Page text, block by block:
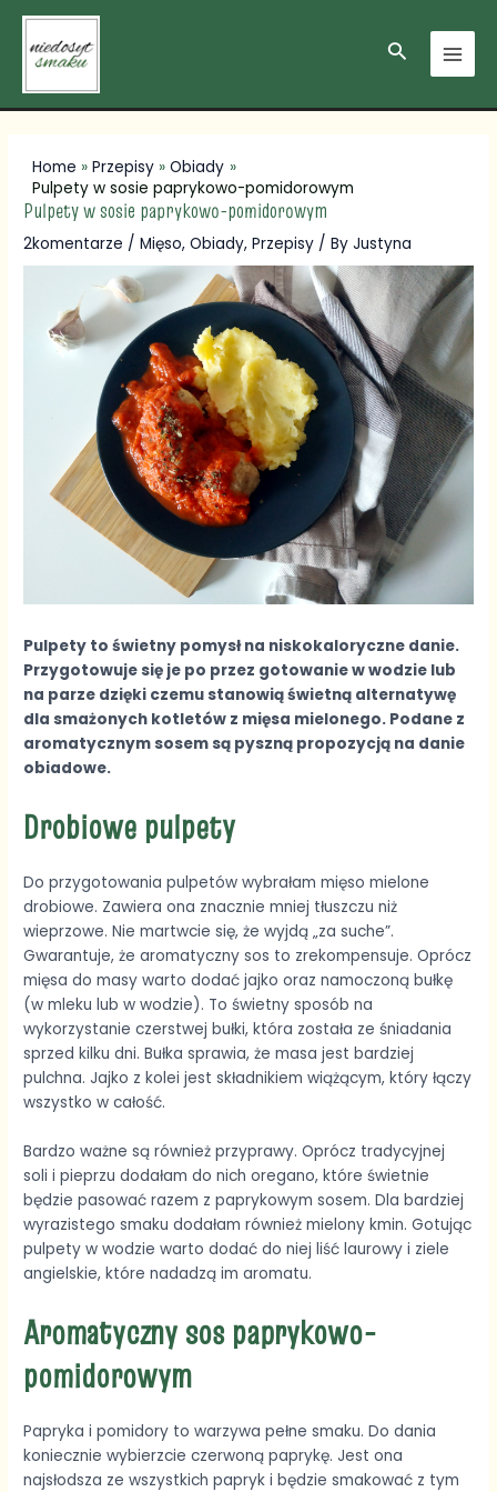
Skip
content
Search
Home Przepisy
Obiady
Pulpety w sosie paprykowo-pomidorowym
Pulpety w sosie paprykowo-pomidorowym
2komentarze /Mięso,Obiady,Przepisy / ByJustyna
Pulpety to świetny pomysł na niskokaloryczne danie.
Przygotowuje się je po przez gotowanie w wodzie lub
na parze dzięki czemu stanowią świetną alternatywę
dla smażonych kotletów z mięsa mielonego. Podane z
aromatycznym sosem są pyszną propozycją na danie
obiadowe.
Drobiowe pulpety
Do przygotowania pulpetów wybrałam mięso mielone
drobiowe. Zawiera ona znacznie mniej tłuszczu niż
wieprzowe. Nie martwcie się, że wyjdą „za suche”.
Gwarantuje, że aromatyczny sos to zrekompensuje. Oprócz
mięsa do masy warto dodać jajko oraz namoczoną bułkę
(w mleku lub w wodzie). To świetny sposób na
wykorzystanie czerstwej bułki, która została ze śniadania
sprzed kilku dni. Bułka sprawia, że masa jest bardziej
pulchna. Jajko z kolei jest składnikiem wiążącym, który łączy
wszystko w całość.
Bardzo ważne są również przyprawy. Oprócz tradycyjnej
soli i pieprzu dodałam do nich oregano, które świetnie
będzie pasować razem z paprykowym sosem. Dla bardziej
wyrazistego smaku dodałam również mielony kmin. Gotując
pulpety w wodzie warto dodać do niej liść laurowy i ziele
angielskie, które nadadzą im aromatu.
Aromatyczny sos paprykowo-
pomidorowym
Papryka i pomidory to warzywa pełne smaku. Do dania
koniecznie wybierzcie czerwoną paprykę. Jest ona
najsłodsza ze wszystkich papryk i będzie smakować z tym
Post
navigation